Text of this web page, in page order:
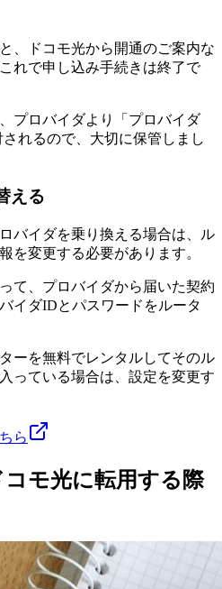
、ドコモ光から開通のご案内な
れで申し込み手続きは終了で
プロバイダより「プロバイダ
れるので、大切に保管しまし
える
バイダを乗り換える場合は、ル
を変更する必要があります。
て、プロバイダから届いた契約
イダIDとパスワードをルータ
ーを無料でレンタルしてそのル
っている場合は、設定を変更す
ら
モ光に転用する際